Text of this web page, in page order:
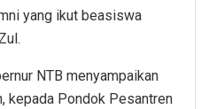
yang ikut beasiswa
NTB menyampaikan
kepada Pondok Pesantren